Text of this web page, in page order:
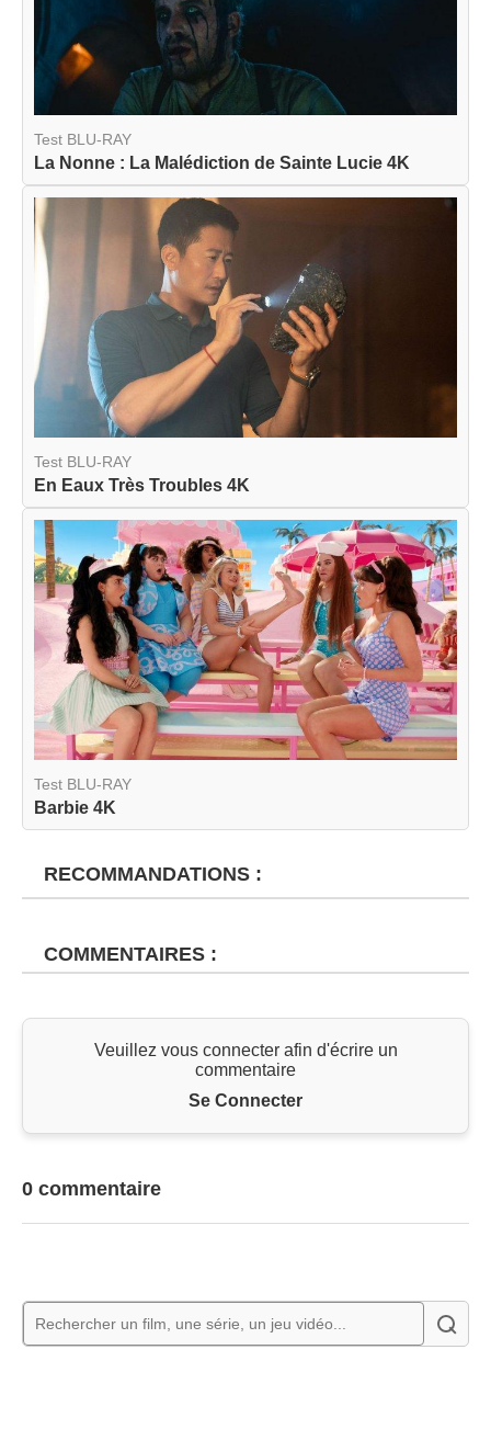
Test BLU-RAY
La Nonne : La Malédiction de Sainte Lucie 4K
Test BLU-RAY
En Eaux Très Troubles 4K
Test BLU-RAY
Barbie 4K
RECOMMANDATIONS :
COMMENTAIRES :
Veuillez vous connecter afin d'écrire un
commentaire
Se Connecter
0 commentaire